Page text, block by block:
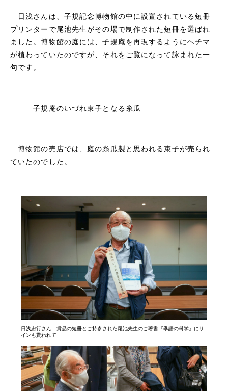
日浅さんは、子規記念博物館の中に設置されている短冊
プリンターで尾池先生がその場で制作された短冊を選ばれ
ました。博物館の庭には、子規庵を再現するようにヘチマ
が植わっていたのですが、それをご覧になって詠まれた一
句です。
子規庵のいづれ束子となる糸瓜
博物館の売店では、庭の糸瓜製と思われる束子が売られ
ていたのでした。
日浅忠行さん 賞品の短冊とご持参された尾池先生のご著書『季語の科学』にサ
インも貰われて